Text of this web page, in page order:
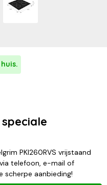
PKI260RVS vrijstaand
telefoon, e-mail of
scherpe aanbieding!